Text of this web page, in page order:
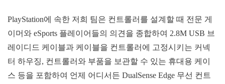
PlayStation에 속한 저희 팀은 컨트롤러를 설계할 때 전문 게
이머와 eSports 플레이어들의 의견을 종합하여 2.8M USB 브
레이디드 케이블과 케이블을 컨트롤러에 고정시키는 커넥
터 하우징, 컨트롤러와 부품을 보관할 수 있는 휴대용 케이
스 등을 포함하여 언제 어디서든 DualSense Edge 무선 컨트